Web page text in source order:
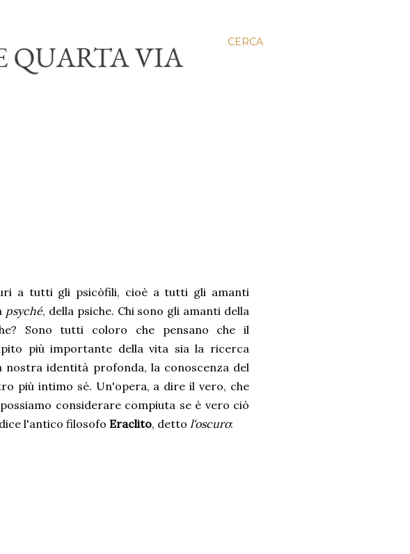
CERCA
a tutti gli psicòfili, cioè a tutti gli amanti
psyché, della psiche. Chi sono gli amanti della
Sono tutti coloro che pensano che il
più importante della vita sia la ricerca
nostra identità profonda, la conoscenza del
più intimo sé. Un'opera, a dire il vero, che
considerare compiuta se è vero ciò
l'antico filosofo Eraclito, detto l'oscuro: